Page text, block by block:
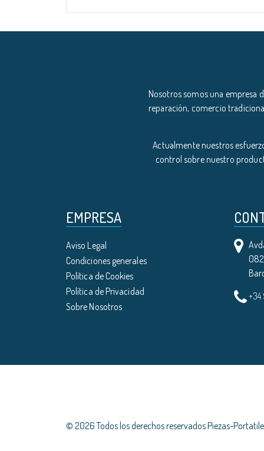
Nosotros somos una empresa
reparación, comercio
Actualmente nuestros
control sobre nuestro
EMPRESA
Aviso Legal
Condiciones generales
Política de Cookies
Política de Privacidad
Sobre Nosotros
© 2026 Todos los derechos reservados Piezas-